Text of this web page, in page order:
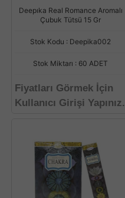
Deepıka Real Romance Aromalı
Çubuk Tütsü 15 Gr
Stok Kodu : Deepika002
Stok Miktarı : 60 ADET
Fiyatları Görmek İçin
Kullanıcı Girişi Yapınız.